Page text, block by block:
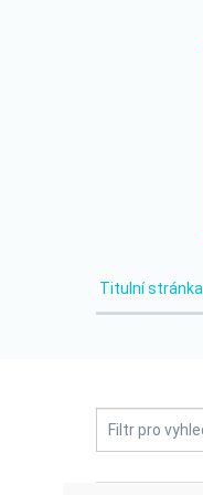
Titulní stránka
Nezveřejněno
Filtrovat
pole